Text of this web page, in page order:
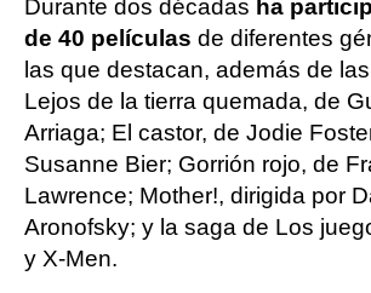
Durante dos décadas ha
de 40 películas de diferentes
las que destacan, además de
Lejos de la tierra quemada, de
Arriaga; El castor, de Jodie
Susanne Bier; Gorrión rojo, de
Lawrence; Mother!, dirigida por
Aronofsky; y la saga de Los
y X-Men.